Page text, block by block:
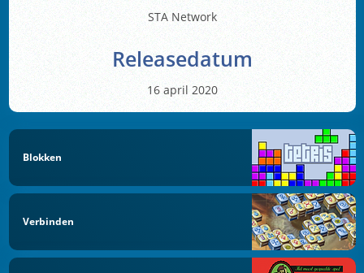
STA Network
Releasedatum
16 april 2020
Blokken
Verbinden